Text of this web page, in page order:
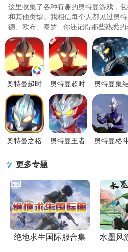
这里收集了各种有趣的奥特曼游戏，
和其他类型。我相信每个人都见过奥
德、欧布、泰罗...你还记得那些熟悉
列游戏，帮助玩家和朋友重温..
奥特曼超时
空英雄腾讯
版v1.2.1 安
卓版
奥特曼超时
空英雄正式
版v1.2.1 安
卓版
奥特曼集
手游官方
v1.19.1 安卓
最新版
奥特曼之格
14.0.0 安卓
奥特曼王者
奥特曼格
更多专题
绝地求生国际服合集
水墨风